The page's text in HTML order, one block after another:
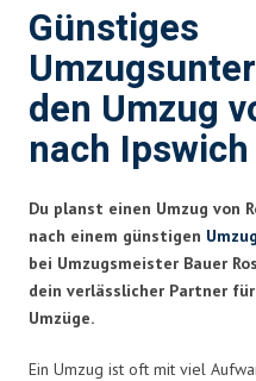
Günstiges
den Umzug
nach Ipswich
Du planst einen Umzug von
nach einem günstigen
bei Umzugsmeister Bauer
dein verlässlicher Partner
Umzüge.
Ein Umzug ist oft mit viel